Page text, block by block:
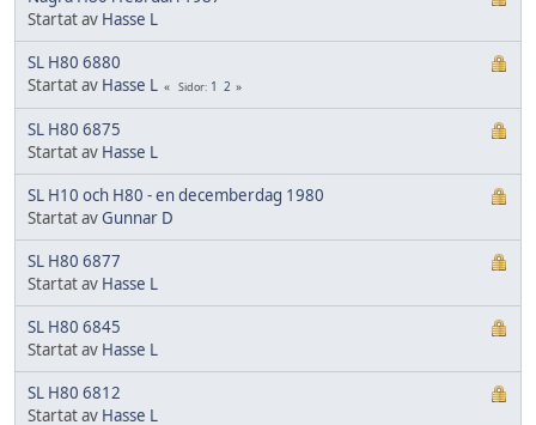
Startat av Hasse L
SL H80 6880
Startat av Hasse L Sidor 1 2
SL H80 6875
Startat av Hasse L
SL H10 och H80 - en decemberdag 1980
Startat avGunnar D
SL H80 6877
Startat av Hasse L
SL H80 6845
Startat av Hasse L
SL H80 6812
Startat av Hasse L